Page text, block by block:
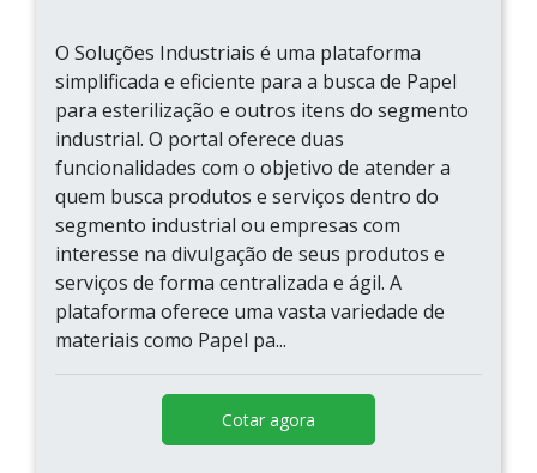
O Soluções Industriais é uma plataforma
simplificada e eficiente para a busca de Papel
para esterilização e outros itens do segmento
industrial. O portal oferece duas
funcionalidades com o objetivo de atender a
quem busca produtos e serviços dentro do
segmento industrial ou empresas com
interesse na divulgação de seus produtos e
serviços de forma centralizada e ágil. A
plataforma oferece uma vasta variedade de
materiais como Papel pa...
Cotar agora